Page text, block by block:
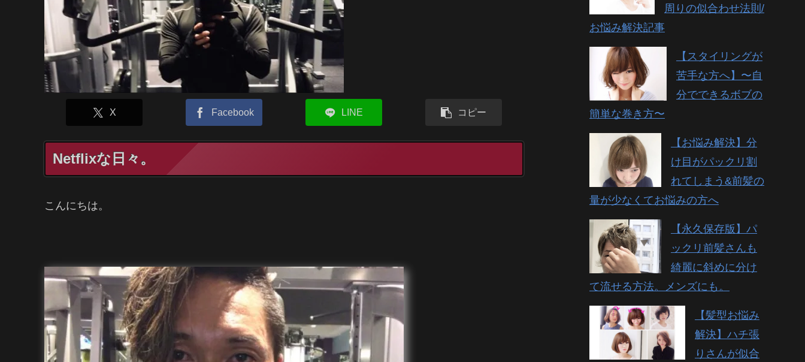
X Facebook LINE コピー
Netflixな日々。
こんにちは。
周りの似合わせ法則/
お悩み解決記事
【スタイリングが
苦手な方へ】〜自
分でできるボブの
簡単な巻き方〜
【お悩み解決】分
け目がパックリ割
れてしまう&前髪の
量が少なくてお悩みの方へ
【永久保存版】パ
ックリ前髪さんも
綺麗に斜めに分け
て流せる方法。メンズにも。
【髪型お悩み
解決】ハチ張
りさんが似合